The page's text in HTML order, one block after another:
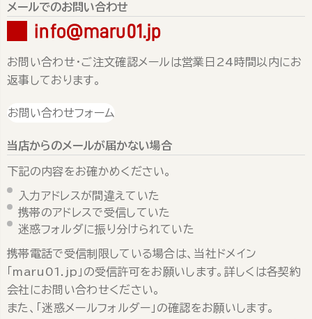
メールでのお問い合わせ
info@maru01.jp
お問い合わせ・ご注文確認メールは営業日24時間以内にお
返事しております。
お問い合わせフォーム
当店からのメールが届かない場合
下記の内容をお確かめください。
入力アドレスが間違えていた
携帯のアドレスで受信していた
迷惑フォルダに振り分けられていた
携帯電話で受信制限している場合は、当社ドメイン
「maru01.jp」の受信許可をお願いします。詳しくは各契約
会社にお問い合わせください。
また、「迷惑メールフォルダー」の確認をお願いします。